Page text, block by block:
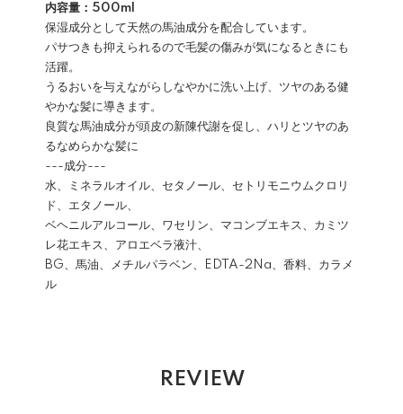
内容量：500ml
保湿成分として天然の馬油成分を配合しています。
パサつきも抑えられるので毛髪の傷みが気になるときにも
活躍。
うるおいを与えながらしなやかに洗い上げ、ツヤのある健
やかな髪に導きます。
良質な馬油成分が頭皮の新陳代謝を促し、ハリとツヤのあ
るなめらかな髪に
---成分---
水、ミネラルオイル、セタノール、セトリモニウムクロリ
ド、エタノール、
ベヘニルアルコール、ワセリン、マコンブエキス、カミツ
レ花エキス、アロエベラ液汁、
BG、馬油、メチルパラベン、EDTA-2Na、香料、カラメ
ル
REVIEW